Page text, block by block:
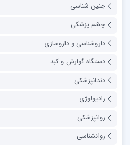
جنین شناسی
چشم پزشکی
داروشناسی و داروسازی
دستگاه گوارش و کبد
دندانپزشکی
رادیولوژی
روانپزشکی
روانشناسی